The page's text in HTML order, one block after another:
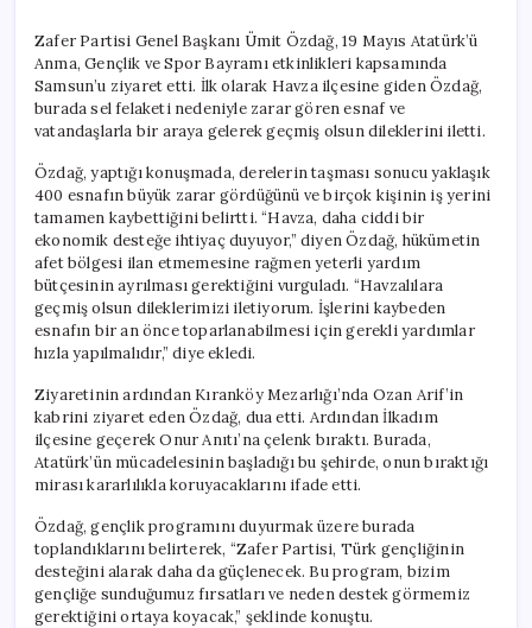
Derece
Tehlikeli”
için
Zafer Partisi Genel Başkanı Ümit Özdağ, 19 Mayıs Atatürk’ü
Anma, Gençlik ve Spor Bayramı etkinlikleri kapsamında
Samsun’u ziyaret etti. İlk olarak Havza ilçesine giden Özdağ,
burada sel felaketi nedeniyle zarar gören esnaf ve
vatandaşlarla bir araya gelerek geçmiş olsun dileklerini iletti.
Özdağ, yaptığı konuşmada, derelerin taşması sonucu yaklaşık
400 esnafın büyük zarar gördüğünü ve birçok kişinin iş yerini
tamamen kaybettiğini belirtti. “Havza, daha ciddi bir
ekonomik desteğe ihtiyaç duyuyor,” diyen Özdağ, hükümetin
afet bölgesi ilan etmemesine rağmen yeterli yardım
bütçesinin ayrılması gerektiğini vurguladı. “Havzalılara
geçmiş olsun dileklerimizi iletiyorum. İşlerini kaybeden
esnafın bir an önce toparlanabilmesi için gerekli yardımlar
hızla yapılmalıdır,” diye ekledi.
Ziyaretinin ardından Kıranköy Mezarlığı’nda Ozan Arif’in
kabrini ziyaret eden Özdağ, dua etti. Ardından İlkadım
ilçesine geçerek Onur Anıtı’na çelenk bıraktı. Burada,
Atatürk’ün mücadelesinin başladığı bu şehirde, onun bıraktığı
mirası kararlılıkla koruyacaklarını ifade etti.
Özdağ, gençlik programını duyurmak üzere burada
toplandıklarını belirterek, “Zafer Partisi, Türk gençliğinin
desteğini alarak daha da güçlenecek. Bu program, bizim
gençliğe sunduğumuz fırsatları ve neden destek görmemiz
gerektiğini ortaya koyacak,” şeklinde konuştu.